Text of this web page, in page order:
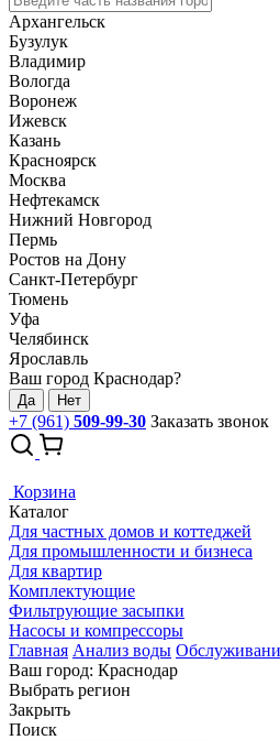
Архангельск
Бузулук
Владимир
Вологда
Воронеж
Ижевск
Казань
Красноярск
Москва
Нефтекамск
Нижний Новгород
Пермь
Ростов на Дону
Санкт-Петербург
Тюмень
Уфа
Челябинск
Ярославль
Ваш город Краснодар?
Да Нет
+7 (961) 509-99-30 Заказать звонок
Корзина
Каталог
Для частных домов и коттеджей
Для промышленности и бизнеса
Для квартир
Комплектующие
Фильтрующие засыпки
Насосы и компрессоры
Главная Анализ воды
Ваш город: Краснодар
Выбрать регион
Закрыть
Поиск